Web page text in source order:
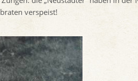
verspeist!